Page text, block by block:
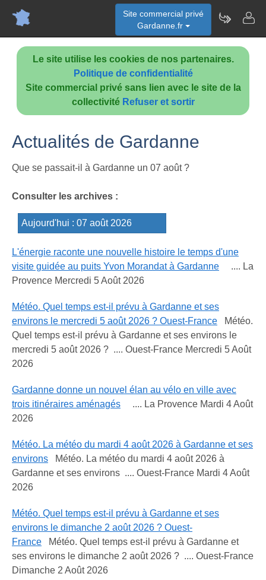
Le site utilise les cookies de nos partenaires.
Politique de confidentialité
Site commercial privé sans lien avec le site de la
collectivité Refuser et sortir
Site commercial privé
Gardanne.fr
Actualités de Gardanne
Que se passait-il à Gardanne un 07 août ?
Consulter les archives :
L'énergie raconte une nouvelle histoire le temps d'une
visite guidée au puits Yvon Morandat à Gardanne .... La
Provence Mercredi 5 Août 2026
Météo. Quel temps est-il prévu à Gardanne et ses
environs le mercredi 5 août 2026 ? Ouest-France Météo.
Quel temps est-il prévu à Gardanne et ses environs le
mercredi 5 août 2026 ? .... Ouest-France Mercredi 5 Août
2026
Gardanne donne un nouvel élan au vélo en ville avec
trois itinéraires aménagés .... La Provence Mardi 4 Août
2026
Météo. La météo du mardi 4 août 2026 à Gardanne et ses
environs Météo. La météo du mardi 4 août 2026 à
Gardanne et ses environs .... Ouest-France Mardi 4 Août
2026
Météo. Quel temps est-il prévu à Gardanne et ses
environs le dimanche 2 août 2026 ? Ouest-
France Météo. Quel temps est-il prévu à Gardanne et
ses environs le dimanche 2 août 2026 ? .... Ouest-France
Dimanche 2 Août 2026